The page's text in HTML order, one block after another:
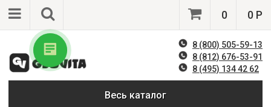
0 0 Р
8 (800) 505-59-13
8 (812) 676-53-91
8 (495) 134 42 62
Весь каталог